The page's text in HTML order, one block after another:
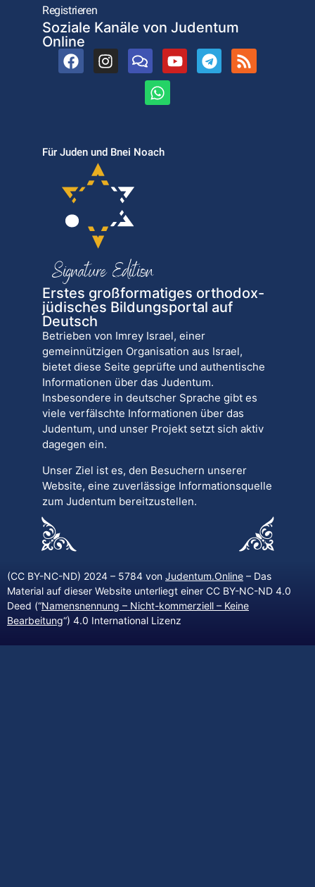
Registrieren
Soziale Kanäle von Judentum
Online
Für Juden und Bnei Noach
Erstes großformatiges orthodox-
jüdisches Bildungsportal auf
Deutsch
Betrieben von Imrey Israel, einer
gemeinnützigen Organisation aus Israel,
bietet diese Seite geprüfte und authentische
Informationen über das Judentum.
Insbesondere in deutscher Sprache gibt es
viele verfälschte Informationen über das
Judentum, und unser Projekt setzt sich aktiv
dagegen ein.
Unser Ziel ist es, den Besuchern unserer
Website, eine zuverlässige Informationsquelle
zum Judentum bereitzustellen.
(CC BY-NC-ND) 2024 – 5784 von Judentum.Online – Das
Material auf dieser Website unterliegt einer CC BY-NC-ND 4.0
Deed (“Namensnennung – Nicht-kommerziell – Keine
Bearbeitung“) 4.0 International Lizenz